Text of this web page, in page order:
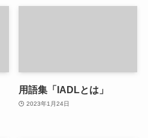
用語集「IADLとは」
2023年1月24日